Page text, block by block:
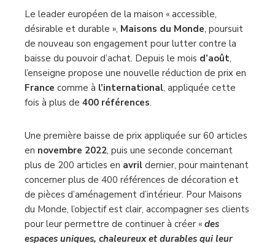
Le leader européen de la maison « accessible,
désirable et durable », Maisons du Monde, poursuit
de nouveau son engagement pour lutter contre la
baisse du pouvoir d’achat. Depuis le mois d’août,
l’enseigne propose une nouvelle réduction de prix en
France comme à l’international, appliquée cette
fois à plus de 400 références.
Une première baisse de prix appliquée sur 60 articles
en novembre 2022, puis une seconde concernant
plus de 200 articles en avril dernier, pour maintenant
concerner plus de 400 références de décoration et
de pièces d’aménagement d’intérieur. Pour Maisons
du Monde, l’objectif est clair, accompagner ses clients
pour leur permettre de continuer à créer « des
espaces uniques, chaleureux et durables qui leur